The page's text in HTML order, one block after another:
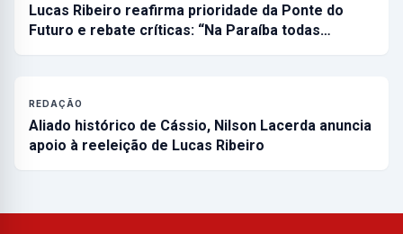
Lucas Ribeiro reafirma prioridade da Ponte do
Futuro e rebate críticas: “Na Paraíba todas…
REDAÇÃO
Aliado histórico de Cássio, Nilson Lacerda anuncia
apoio à reeleição de Lucas Ribeiro